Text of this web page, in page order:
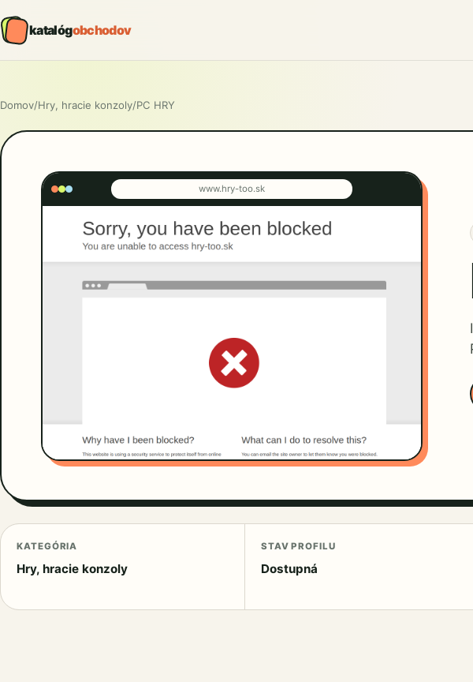
katalógobchodov
Domov/Hry, hracie konzoly/PC HRY
www.hry-too.sk
KATEGÓRIA
Hry, hracie konzoly
STAV PROFILU
Dostupná